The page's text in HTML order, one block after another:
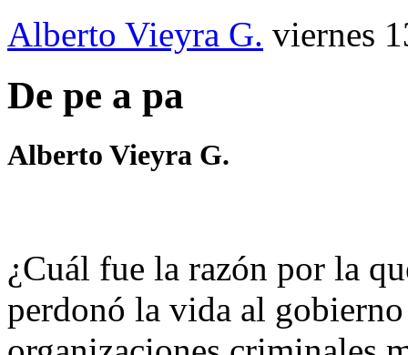
Alberto Vieyra G. viernes
De pe a pa
Alberto Vieyra G.
¿Cuál fue la razón por la
perdonó la vida al